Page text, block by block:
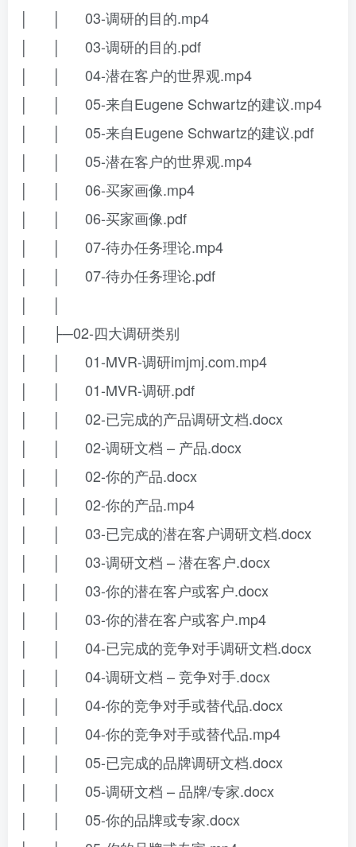
│ │ 03-调研的目的.mp4
│ │ 03-调研的目的.pdf
│ │ 04-潜在客户的世界观.mp4
│ │ 05-来自Eugene Schwartz的建议.mp4
│ │ 05-来自Eugene Schwartz的建议.pdf
│ │ 05-潜在客户的世界观.mp4
│ │ 06-买家画像.mp4
│ │ 06-买家画像.pdf
│ │ 07-待办任务理论.mp4
│ │ 07-待办任务理论.pdf
│ │
│ ├─02-四大调研类别
│ │ 01-MVR-调研imjmj.com.mp4
│ │ 01-MVR-调研.pdf
│ │ 02-已完成的产品调研文档.docx
│ │ 02-调研文档 – 产品.docx
│ │ 02-你的产品.docx
│ │ 02-你的产品.mp4
│ │ 03-已完成的潜在客户调研文档.docx
│ │ 03-调研文档 – 潜在客户.docx
│ │ 03-你的潜在客户或客户.docx
│ │ 03-你的潜在客户或客户.mp4
│ │ 04-已完成的竞争对手调研文档.docx
│ │ 04-调研文档 – 竞争对手.docx
│ │ 04-你的竞争对手或替代品.docx
│ │ 04-你的竞争对手或替代品.mp4
│ │ 05-已完成的品牌调研文档.docx
│ │ 05-调研文档 – 品牌/专家.docx
│ │ 05-你的品牌或专家.docx